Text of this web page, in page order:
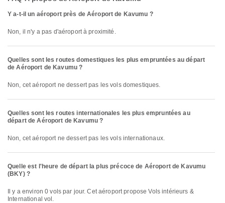
Y a-t-il un aéroport près de Aéroport de Kavumu ?
Non, il n'y a pas d'aéroport à proximité.
Quelles sont les routes domestiques les plus empruntées au départ
de Aéroport de Kavumu ?
Non, cet aéroport ne dessert pas les vols domestiques.
Quelles sont les routes internationales les plus empruntées au
départ de Aéroport de Kavumu ?
Non, cet aéroport ne dessert pas les vols internationaux.
Quelle est l'heure de départ la plus précoce de Aéroport de Kavumu
(BKY) ?
International vol.